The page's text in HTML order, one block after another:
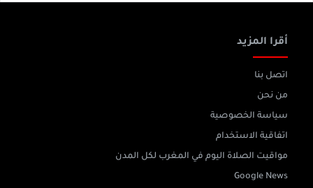
أقرا المزيد
اتصل بنا
من نحن
سياسة الخصوصية
اتفاقية الاستخدام
مواقيت الصلاة اليوم في المغرب لكل المدن
Google News